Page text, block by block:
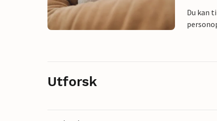
Du kan
Utforsk